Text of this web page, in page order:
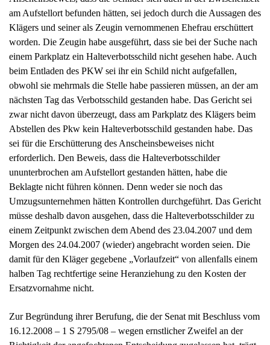
zwar nicht davon überzeugt, dass am Parkplatz des Klägers beim
Abstellen des Pkw kein Halteverbotsschild gestanden habe. Das
sei für die Erschütterung des Anscheinsbeweises nicht
erforderlich. Den Beweis, dass die Halteverbotsschilder
ununterbrochen am Aufstellort gestanden hätten, habe die
Beklagte nicht führen können. Denn weder sie noch das
Umzugsunternehmen hätten Kontrollen durchgeführt. Das Gericht
müsse deshalb davon ausgehen, dass die Halteverbotsschilder zu
einem Zeitpunkt zwischen dem Abend des 23.04.2007 und dem
Morgen des 24.04.2007 (wieder) angebracht worden seien. Die
damit für den Kläger gegebene „Vorlaufzeit“ von allenfalls einem
halben Tag rechtfertige seine Heranziehung zu den Kosten der
Ersatzvornahme nicht.
Zur Begründung ihrer Berufung, die der Senat mit Beschluss vom
16.12.2008 – 1 S 2795/08 – wegen ernstlicher Zweifel an der
Richtigkeit der angefochtenen Entscheidung zugelassen hat, trägt
die Beklagte vor: Entgegen der Auffassung des
Verwaltungsgerichts sei davon auszugehen, dass das
Halteverbotsschild zum Zeitpunkt des Abstellens des Pkw
vorhanden gewesen sei. Es habe auch beachtet werden müssen.
nachvollziehbar. Sie sei widersprüchlich. Der Anscheinsbeweis
sei aufgrund eines rein subjektiven Zeugnisses nicht erschüttert,